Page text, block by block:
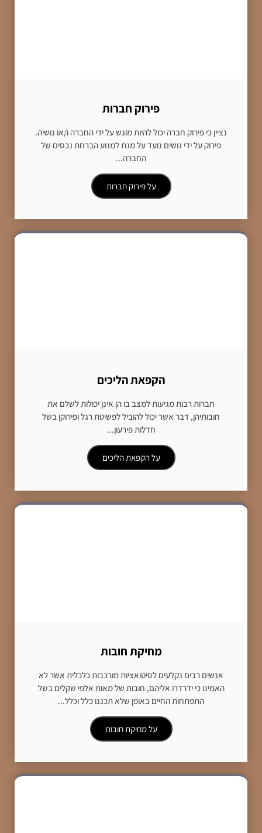
פירוק חברות
נציין כי פירוק חברה יכול להיות מוגש על ידי החברה ו/או נושיה.
פירוק על ידי נושים נועד על מנת למנוע הברחת נכסים של
החברה...
על פירוק חברות
הקפאת הליכים
חברות רבות מגיעות למצב בו הן אינן יכולות לשלם את
חובותיהן, דבר אשר יכול להוביל לפשיטת רגל ופירוקן בשל
חדלות פירעון...
על הקפאת הליכים
מחיקת חובות
אנשים רבים נקלעים לסיטואציות מורכבות כלכלית אשר לא
האמינו כי ידרדרו אליהם, חובות של מאות אלפי שקלים בשל
התפתחות החיים באופן שלא תכננו כלל וכלל...
על מחיקת חובות